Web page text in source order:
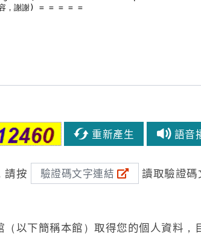
重新產生 語音
請按 驗證碼文字連結 讀取驗證碼
以下簡稱本館）取得您的個人資料，